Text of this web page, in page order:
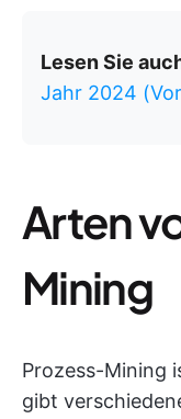
Lesen Sie
Jahr 2024
Arten
Mining
Prozess-Mining
gibt